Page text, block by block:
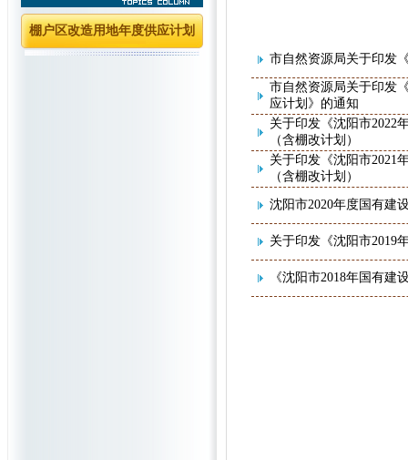
棚户区改造用地年度供应计划
市自然资源局关于印发
市自然资源局关于印发
应计划》的通知
关于印发《沈阳市2022
（含棚改计划）
关于印发《沈阳市2021
（含棚改计划）
沈阳市2020年度国有建
关于印发《沈阳市2019
《沈阳市2018年国有建